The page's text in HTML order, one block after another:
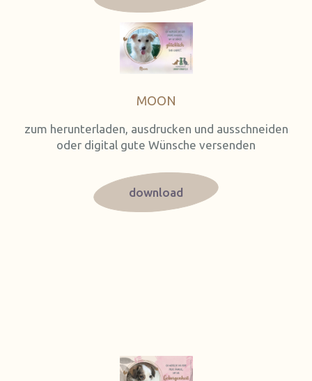
MOON
zum herunterladen, ausdrucken und ausschneiden
oder digital gute Wünsche versenden
download